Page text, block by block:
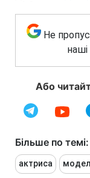
Не
Або
Більше по темі:
актриса